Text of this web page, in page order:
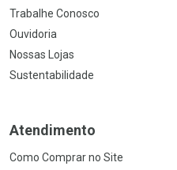
Trabalhe Conosco
Ouvidoria
Nossas Lojas
Sustentabilidade
Atendimento
Como Comprar no Site